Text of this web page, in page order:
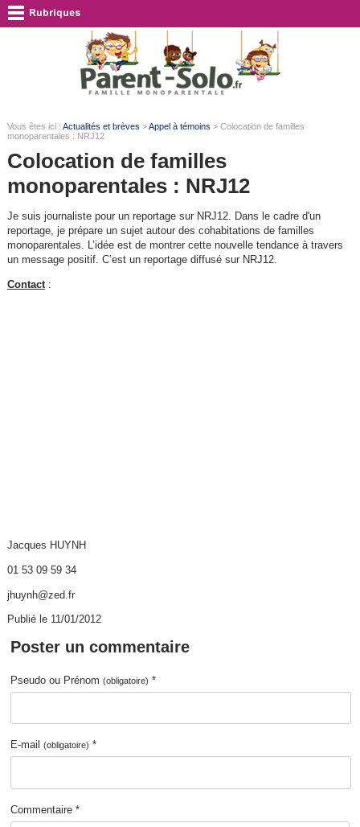
Vous êtes ici : Actualités et brèves >Appel à témoins > Colocation de familles
monoparentales : NRJ12
Colocation de familles
monoparentales : NRJ12
Je suis journaliste pour un reportage sur NRJ12. Dans le cadre d'un
reportage, je prépare un sujet autour des cohabitations de familles
monoparentales. L’idée est de montrer cette nouvelle tendance à travers
un message positif. C’est un reportage diffusé sur NRJ12.
Contact:
Jacques HUYNH
01 53 09 59 34
jhuynh@zed.fr
Publié le 11/01/2012
Poster un commentaire
Pseudo ou Prénom(obligatoire) *
E-mail(obligatoire) *
Commentaire *